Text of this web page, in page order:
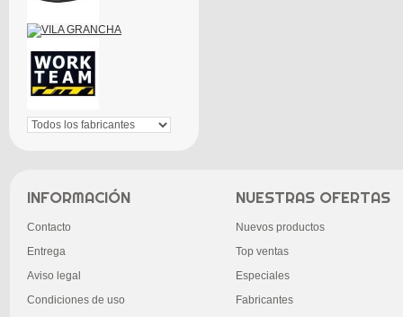
INFORMACIÓN
Contacto
Entrega
Aviso legal
Condiciones de uso
NUESTRAS OFERTAS
Nuevos productos
Top ventas
Especiales
Fabricantes